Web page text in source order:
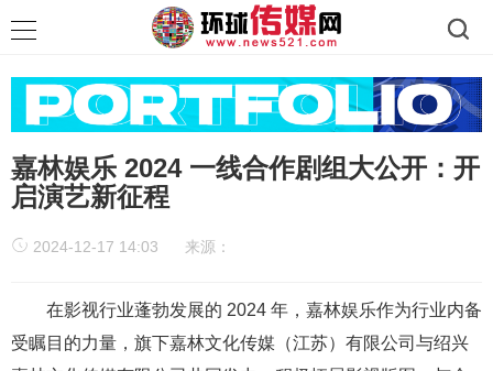
嘉林娱乐 2024 一线合作剧组大公开：开
启演艺新征程
2024-12-17 14:03 来源：
在影视行业蓬勃发展的 2024 年，嘉林娱乐作为行业内备
受瞩目的力量，旗下嘉林文化传媒（江苏）有限公司与绍兴